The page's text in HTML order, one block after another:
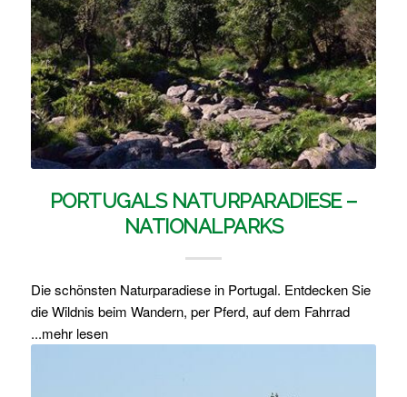
PORTUGALS NATURPARADIESE –
NATIONALPARKS
Die schönsten Naturparadiese in Portugal. Entdecken Sie
die Wildnis beim Wandern, per Pferd, auf dem Fahrrad
...mehr lesen
FAHRRAD FAHREN & RADTOUREN IN
Unsere Infos zu Fahrrad fahren in Portugal. So gelingt
ohne Stress eine Radtour. Technische Tipps für Radfahrer
...mehr lesen